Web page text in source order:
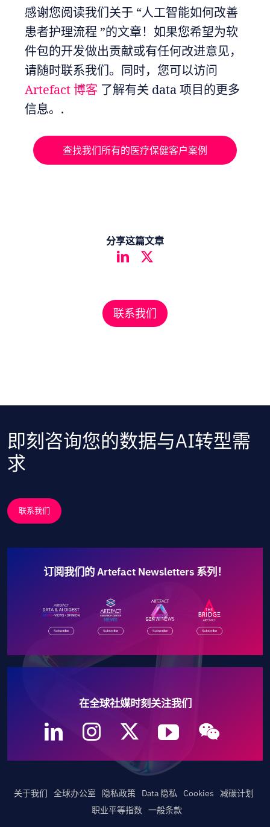
感谢您阅读我们关于 “人工智能如何改善
患者护理流程 ”的文章！如果您希望为软
件包的开发做出贡献或有任何改进意见，
请随时联系我们。同时，您可以访问
Artefact 博客 了解有关 data 项目的更多
信息。.
查找我们所有的医疗保健客户案例
分享这篇文章
联系我们
即刻咨询您的数据与AI转型需
求
联系我们
订阅我们的 Artefact Newsletters 系列！
在全球社媒时刻关注我们
关于我们 全球办公室 隐私政策 Data 隐私 Cookies
减碳计划
职业平等指数 一般条款